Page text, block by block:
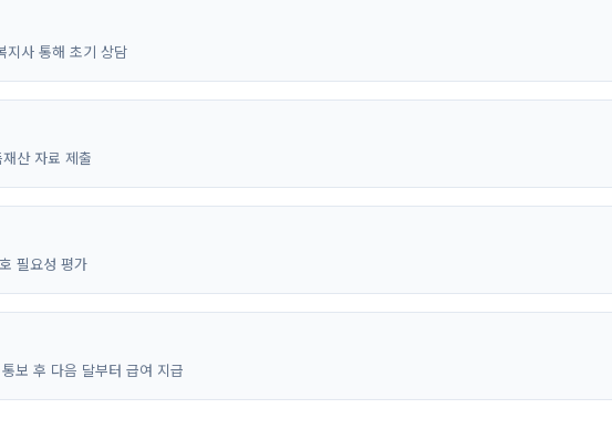
지사 통해 초기 상담
재산 자료 제출
필요성 평가
보 후 다음 달부터 급여 지급